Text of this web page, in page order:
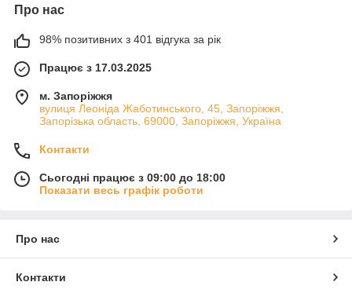
Про нас
98% позитивних з 401 відгука за рік
Працює з 17.03.2025
м. Запоріжжя
вулиця Леоніда Жаботинського, 45, Запоріжжя,
Запорізька область, 69000, Запоріжжя, Україна
Контакти
Сьогодні працює з 09:00 до 18:00
Показати весь графік роботи
Про нас
Контакти